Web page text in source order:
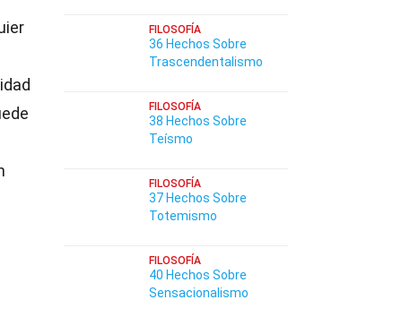
FILOSOFÍA
36 Hechos Sobre
Trascendentalismo
FILOSOFÍA
38 Hechos Sobre
Teísmo
FILOSOFÍA
37 Hechos Sobre
Totemismo
FILOSOFÍA
40 Hechos Sobre
Sensacionalismo